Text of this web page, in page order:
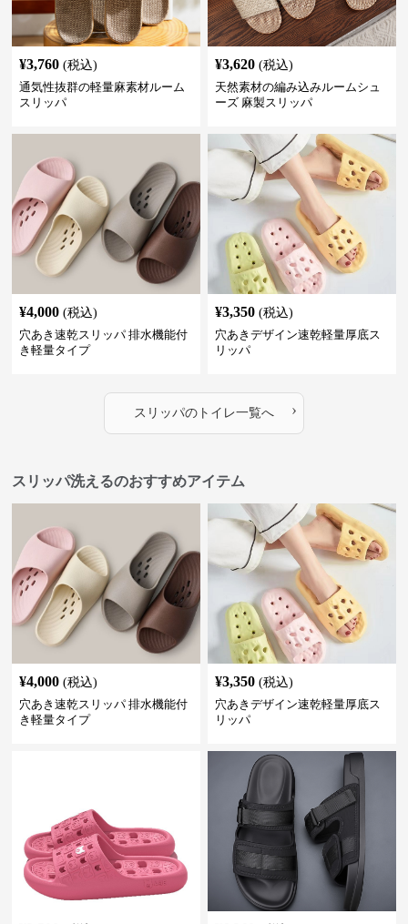
¥3,760 (税込)
通気性抜群の軽量麻素材ルーム
スリッパ
¥3,620 (税込)
天然素材の編み込みルームシュ
ーズ 麻製スリッパ
¥4,000 (税込)
穴あき速乾スリッパ 排水機能付
き軽量タイプ
¥3,350 (税込)
穴あきデザイン速乾軽量厚底ス
リッパ
スリッパのトイレ一覧へ ›
スリッパ洗えるのおすすめアイテム
¥4,000 (税込)
穴あき速乾スリッパ 排水機能付
き軽量タイプ
¥3,350 (税込)
穴あきデザイン速乾軽量厚底ス
リッパ